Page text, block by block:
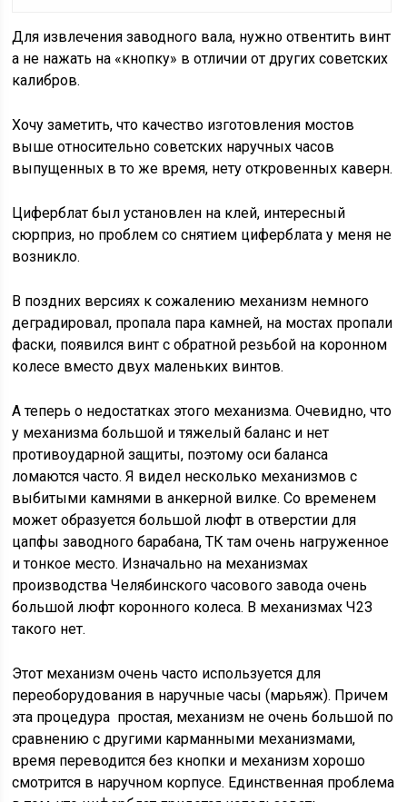
Для извлечения заводного вала, нужно отвентить винт
а не нажать на «кнопку» в отличии от других советских
калибров.
Хочу заметить, что качество изготовления мостов
выше относительно советских наручных часов
выпущенных в то же время, нету откровенных каверн.
Циферблат был установлен на клей, интересный
сюрприз, но проблем со снятием циферблата у меня не
возникло.
В поздних версиях к сожалению механизм немного
деградировал, пропала пара камней, на мостах пропали
фаски, появился винт с обратной резьбой на коронном
колесе вместо двух маленьких винтов.
А теперь о недостатках этого механизма. Очевидно, что
у механизма большой и тяжелый баланс и нет
противоударной защиты, поэтому оси баланса
ломаются часто. Я видел несколько механизмов с
выбитыми камнями в анкерной вилке. Со временем
может образуется большой люфт в отверстии для
цапфы заводного барабана, ТК там очень нагруженное
и тонкое место. Изначально на механизмах
производства Челябинского часового завода очень
большой люфт коронного колеса. В механизмах Ч2З
такого нет.
Этот механизм очень часто используется для
переоборудования в наручные часы (марьяж). Причем
эта процедура простая, механизм не очень большой по
сравнению с другими карманными механизмами,
время переводится без кнопки и механизм хорошо
смотрится в наручном корпусе. Единственная проблема